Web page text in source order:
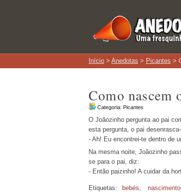
Início > Anedotas > Picantes >
Como nascem
Categoria: Picantes
O Joãozinho pergunta ao pai
esta pergunta, o pai
- Ah! Eu encontrei-te dentro de
Na mesma noite, Joãozinho
se para o pai, diz:
- Então paizinho! A cuidar da
Etiquetas: bebés,